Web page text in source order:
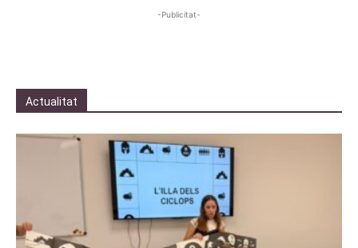
-Publicitat-
Actualitat